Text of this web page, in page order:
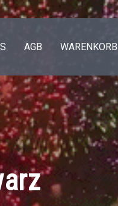
AGB WARENKORB